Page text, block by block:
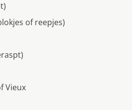
of reepjes)
Vieux